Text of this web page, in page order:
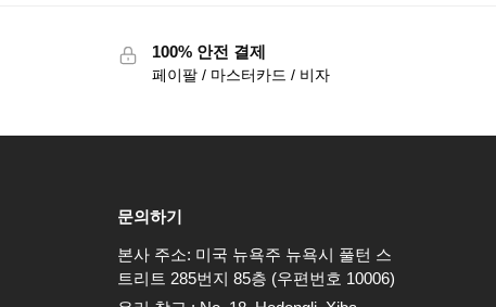
100% 안전 결제
페이팔 / 마스터카드 / 비자
문의하기
본사 주소: 미국 뉴욕주 뉴욕시 풀턴 스
트리트 285번지 85층 (우편번호 10006)